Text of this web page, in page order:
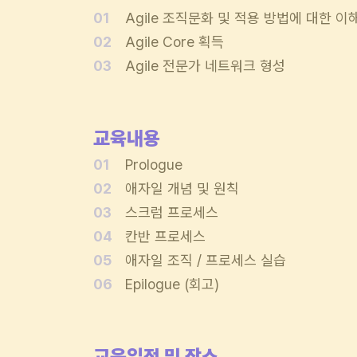
01
Agile 조직문화 및 적용 방법에 대한 이
02
	Agile Core 획득
03
	Agile 전문가 네트워크 형성
교육내용
01
Prologue
02
	애자일 개념 및 원칙
03
	스크럼 프로세스
04
칸반 프로세스
05
애자일 조직 / 프로세스 실습
06
Epilogue (회고)